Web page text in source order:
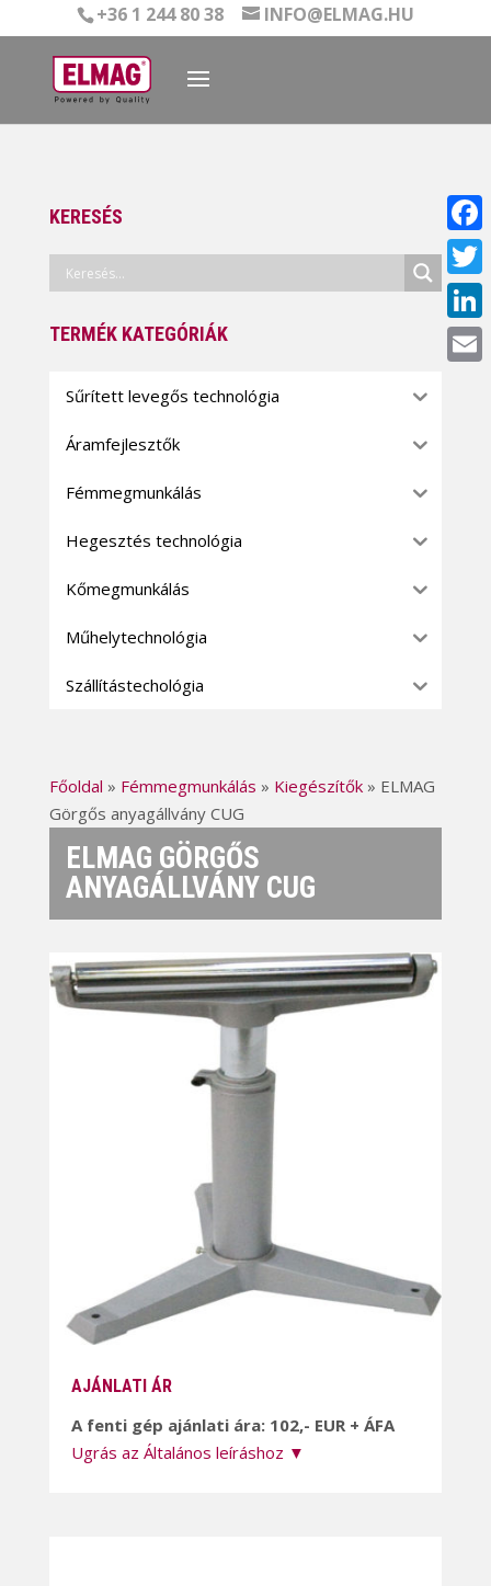
+36 1 244 80 38 INFO@ELMAG.HU
Főoldal » Fémmegmunkálás » Kiegészítők» ELMAG
Görgős anyagállvány CUG
ELMAG GÖRGŐS
ANYAGÁLLVÁNY CUG
AJÁNLATI ÁR
A fenti gép ajánlati ára: 102,- EUR + ÁFA
Ugrás az Általános leíráshoz ▼
KERESÉS
TERMÉK KATEGÓRIÁK
Sűrített levegős technológia
Áramfejlesztők
Fémmegmunkálás
Hegesztés technológia
Kőmegmunkálás
Műhelytechnológia
Szállítástechológia